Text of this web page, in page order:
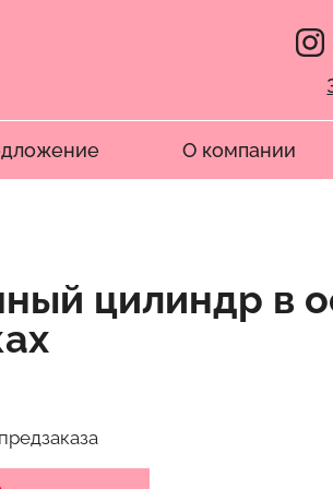
О компании
цилиндр в